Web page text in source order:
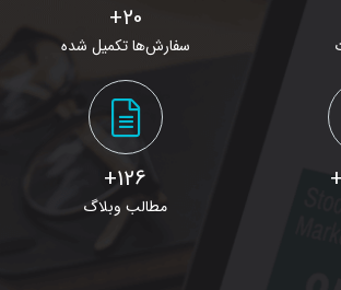
20+
سفارش‌ها تکمیل شده
126+
مطالب وبلاگ